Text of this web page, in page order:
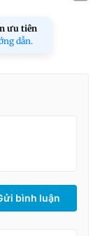
ưu tiên
dẫn.
bình luận